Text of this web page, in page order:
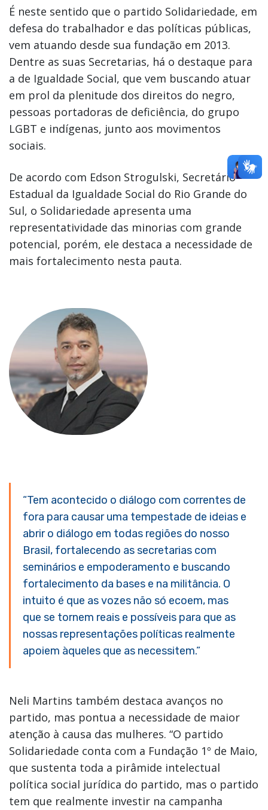
É neste sentido que o partido Solidariedade, em
defesa do trabalhador e das políticas públicas,
vem atuando desde sua fundação em 2013.
Dentre as suas Secretarias, há o destaque para
a de Igualdade Social, que vem buscando atuar
em prol da plenitude dos direitos do negro,
pessoas portadoras de deficiência, do grupo
LGBT e indígenas, junto aos movimentos
sociais.
De acordo com Edson Strogulski, Secretário
Estadual da Igualdade Social do Rio Grande do
Sul, o Solidariedade apresenta uma
representatividade das minorias com grande
potencial, porém, ele destaca a necessidade de
mais fortalecimento nesta pauta.
“Tem acontecido o diálogo com correntes de
fora para causar uma tempestade de ideias e
abrir o diálogo em todas regiões do nosso
Brasil, fortalecendo as secretarias com
seminários e empoderamento e buscando
fortalecimento da bases e na militância. O
intuito é que as vozes não só ecoem, mas
que se tornem reais e possíveis para que as
nossas representações políticas realmente
apoiem àqueles que as necessitem.”
Neli Martins também destaca avanços no
partido, mas pontua a necessidade de maior
atenção à causa das mulheres. “O partido
Solidariedade conta com a Fundação 1º de Maio,
que sustenta toda a pirâmide intelectual
política social jurídica do partido, mas o partido
tem que realmente investir na campanha